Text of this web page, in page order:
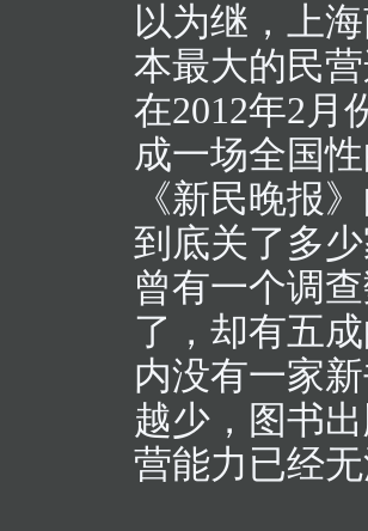
以为继，上
本最大的民
在2012年2月
成一场全国性
《新民晚报
到底关了多
曾有一个调
了，却有五
内没有一家
越少，图书
营能力已经